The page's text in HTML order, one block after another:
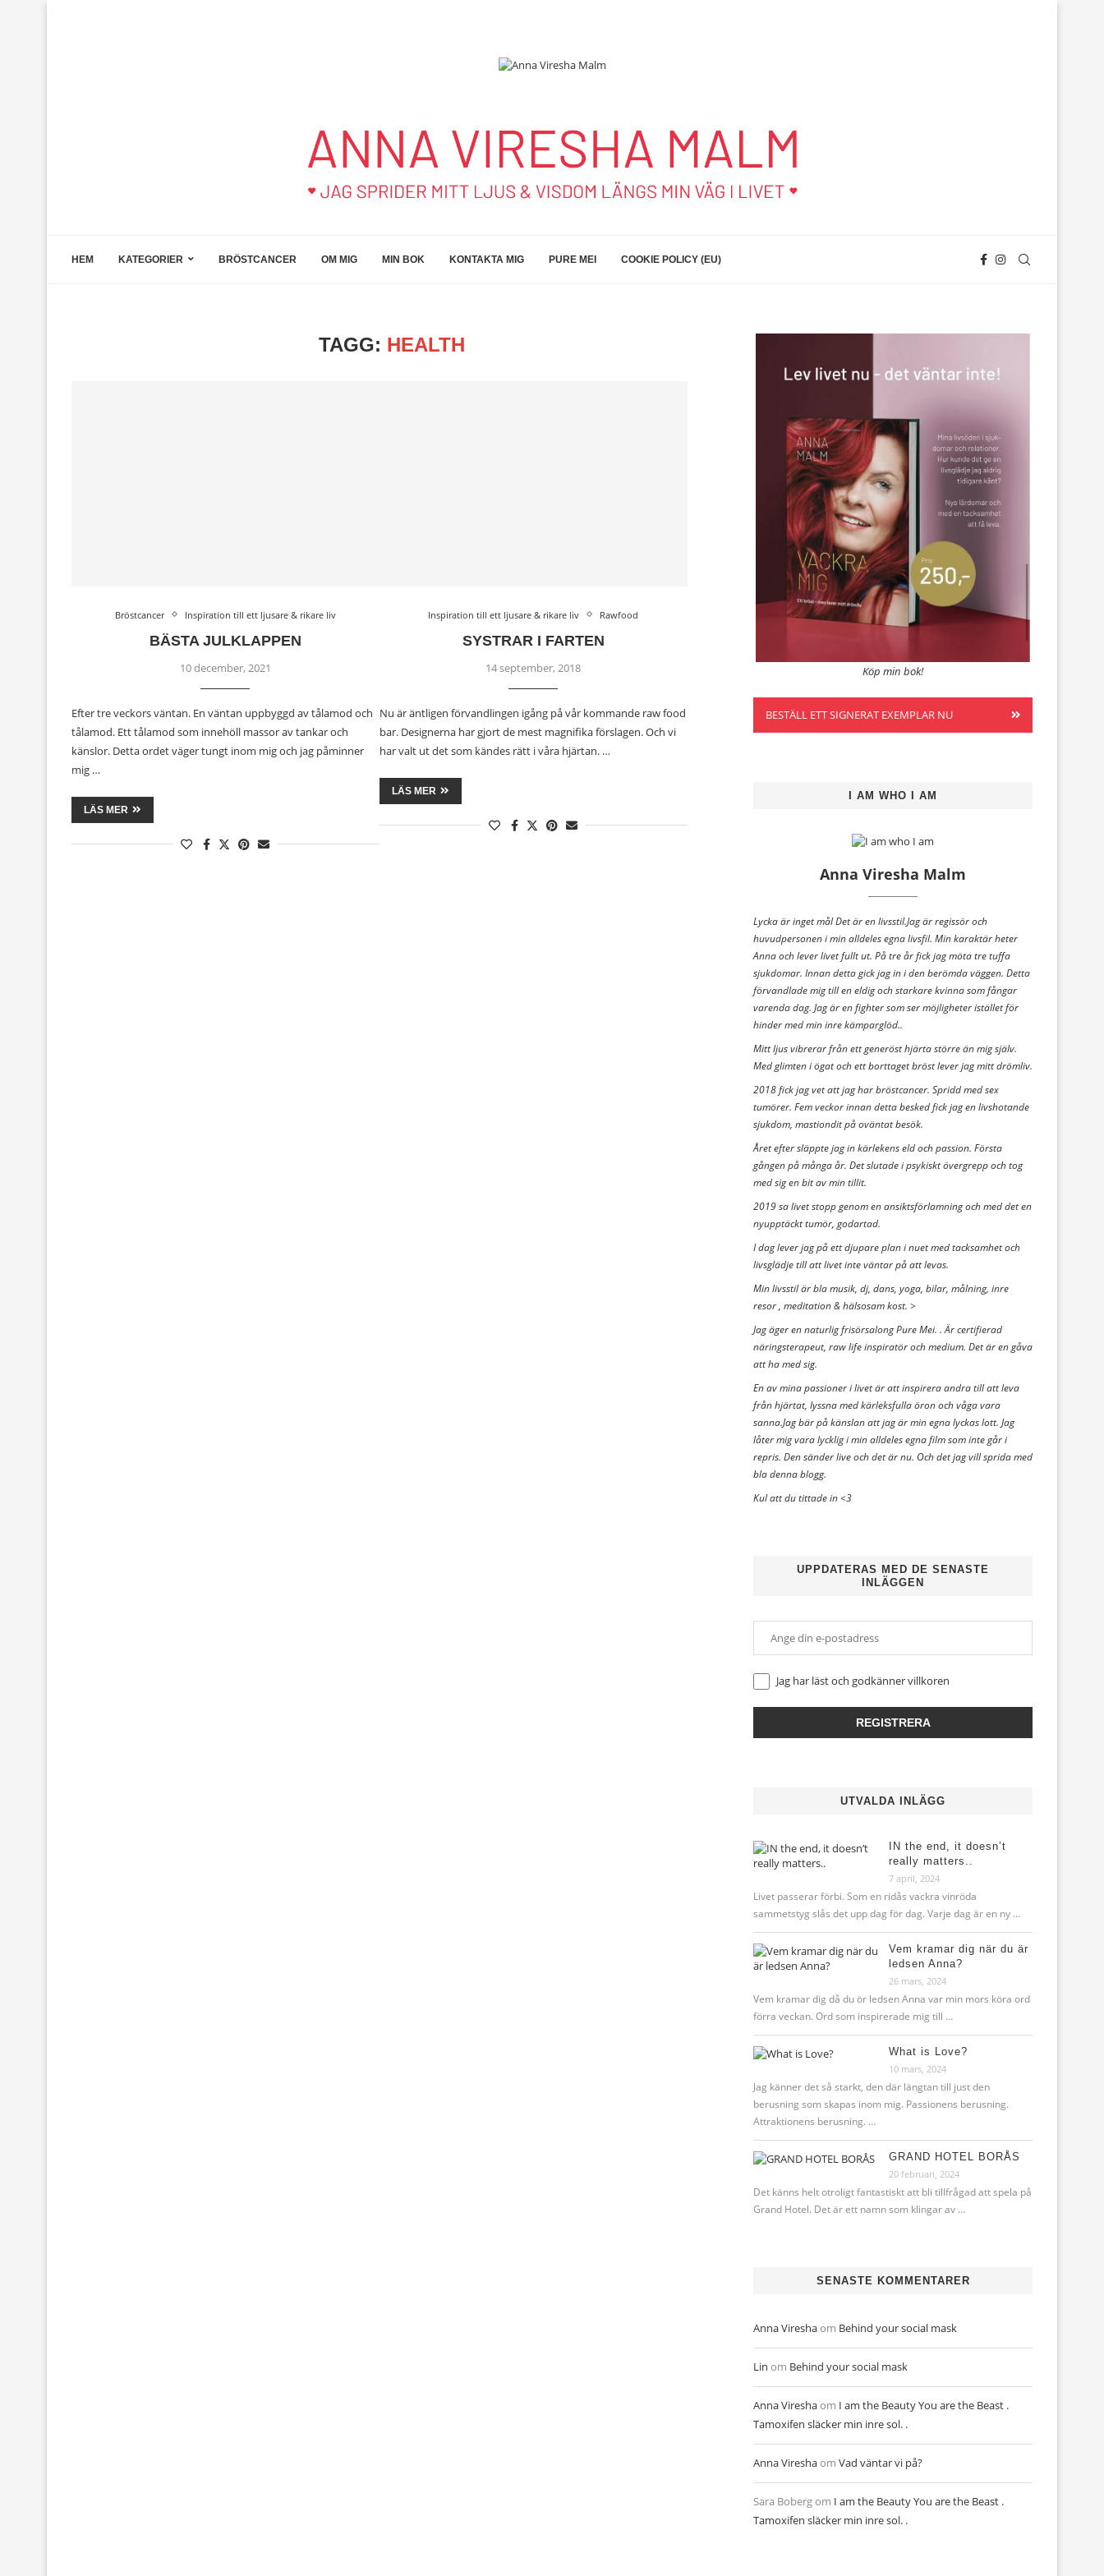
HEM KATEGORIER BRÖSTCANCER OM MIG MIN BOK KONTAKTA MIG PURE MEI COOKIE POLICY (EU)
TAGG: HEALTH
Bröstcancer Inspiration till ett ljusare & rikare liv
BÄSTA JULKLAPPEN
10 december, 2021
Efter tre veckors väntan. En väntan uppbyggd av tålamod och
tålamod. Ett tålamod som innehöll massor av tankar och
känslor. Detta ordet väger tungt inom mig och jag påminner
mig …
LÄS MER
Inspiration till ett ljusare & rikare liv Rawfood
SYSTRAR I FARTEN
14 september, 2018
Nu är äntligen förvandlingen igång på vår kommande raw food
bar. Designerna har gjort de mest magnifika förslagen. Och vi
har valt ut det som kändes rätt i våra hjärtan. …
LÄS MER
Köp min bok!
BESTÄLL ETT SIGNERAT EXEMPLAR NU
I AM WHO I AM
Anna Viresha Malm
Lycka är inget mål Det är en livsstil.Jag är regissör och
huvudpersonen i min alldeles egna livsfil. Min karaktär heter
Anna och lever livet fullt ut. På tre år fick jag möta tre tuffa
sjukdomar. Innan detta gick jag in i den berömda väggen. Detta
förvandlade mig till en eldig och starkare kvinna som fångar
varenda dag. Jag är en fighter som ser möjligheter istället för
hinder med min inre kämparglöd..
Mitt ljus vibrerar från ett generöst hjärta större än mig själv.
Med glimten i ögat och ett borttaget bröst lever jag mitt drömliv.
2018 fick jag vet att jag har bröstcancer. Spridd med sex
tumörer. Fem veckor innan detta besked fick jag en livshotande
sjukdom, mastiondit på oväntat besök.
Året efter släppte jag in kärlekens eld och passion. Första
gången på många år. Det slutade i psykiskt övergrepp och tog
med sig en bit av min tillit.
2019 sa livet stopp genom en ansiktsförlamning och med det en
nyupptäckt tumör, godartad.
I dag lever jag på ett djupare plan i nuet med tacksamhet och
livsglädje till att livet inte väntar på att levas.
Min livsstil är bla musik, dj, dans, yoga, bilar, målning, inre
resor , meditation & hälsosam kost. >
Jag äger en naturlig frisörsalong Pure Mei. . Är certifierad
näringsterapeut, raw life inspiratör och medium. Det är en gåva
att ha med sig.
En av mina passioner i livet är att inspirera andra till att leva
från hjärtat, lyssna med kärleksfulla öron och våga vara
sanna.Jag bär på känslan att jag är min egna lyckas lott. Jag
låter mig vara lycklig i min alldeles egna film som inte går i
repris. Den sänder live och det är nu. Och det jag vill sprida med
bla denna blogg.
Kul att du tittade in <3
UPPDATERAS MED DE SENASTE
INLÄGGEN
Jag har läst och godkännervillkoren
UTVALDA INLÄGG
IN the end, it doesn’t
really matters..
7 april, 2024
Livet passerar förbi. Som en ridås vackra vinröda
sammetstyg slås det upp dag för dag. Varje dag är en ny …
Vem kramar dig när du är
ledsen Anna?
26 mars, 2024
Vem kramar dig då du ör ledsen Anna var min mors köra ord
förra veckan. Ord som inspirerade mig till …
What is Love?
10 mars, 2024
Jag känner det så starkt, den där längtan till just den
berusning som skapas inom mig. Passionens berusning.
Attraktionens berusning. …
GRAND HOTEL BORÅS
20 februari, 2024
Det känns helt otroligt fantastiskt att bli tillfrågad att spela på
Grand Hotel. Det är ett namn som klingar av …
SENASTE KOMMENTARER
Anna Vireshaom Behind your social mask
Lin om Behind your social mask
Anna Vireshaom I am the Beauty You are the Beast .
Tamoxifen släcker min inre sol. .
Anna Vireshaom Vad väntar vi på?
Sara Bobergom I am the Beauty You are the Beast .
Tamoxifen släcker min inre sol. .